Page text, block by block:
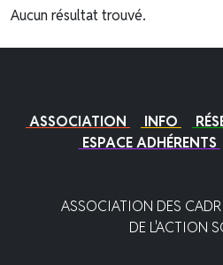
Aucun résultat trouvé.
ASSOCIATION INFO
ESPACE ADHÉRENTS
ASSOCIATION DES
DE L'ACTION